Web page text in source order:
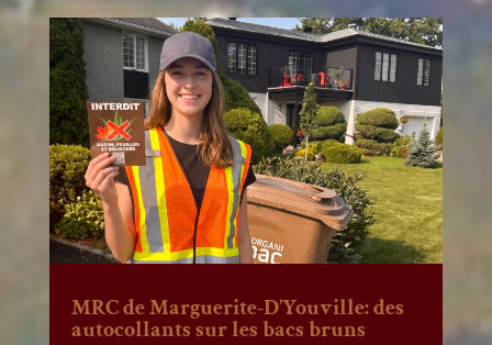
MRC de Marguerite-D’Youville: des
autocollants sur les bacs bruns